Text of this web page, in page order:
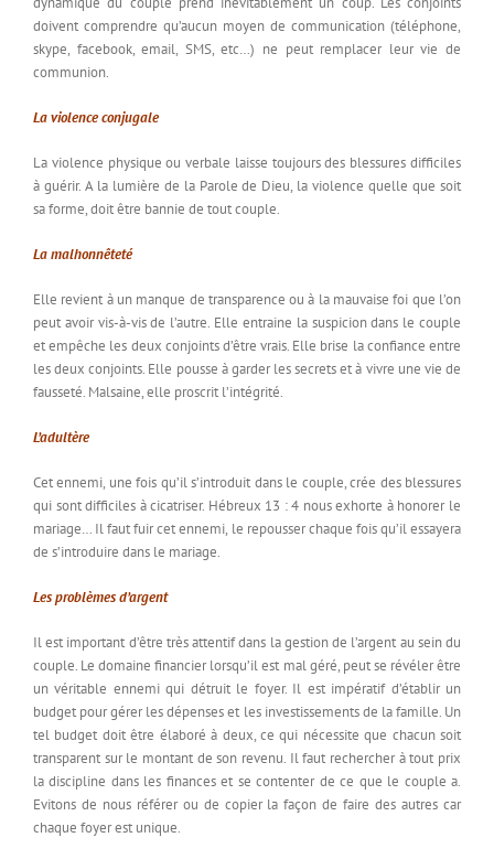
doivent comprendre qu’aucun moyen de communication (téléphone,
skype, facebook, email, SMS, etc…) ne peut remplacer leur vie de
communion.
La violence conjugale
La violence physique ou verbale laisse toujours des blessures difficiles
à guérir. A la lumière de la Parole de Dieu, la violence quelle que soit
sa forme, doit être bannie de tout couple.
La malhonnêteté
Elle revient à un manque de transparence ou à la mauvaise foi que l’on
peut avoir vis-à-vis de l’autre. Elle entraine la suspicion dans le couple
et empêche les deux conjoints d’être vrais. Elle brise la confiance entre
les deux conjoints. Elle pousse à garder les secrets et à vivre une vie de
fausseté. Malsaine, elle proscrit l’intégrité.
L’adultère
Cet ennemi, une fois qu’il s’introduit dans le couple, crée des blessures
qui sont difficiles à cicatriser. Hébreux 13 : 4 nous exhorte à honorer le
mariage… Il faut fuir cet ennemi, le repousser chaque fois qu’il essayera
de s’introduire dans le mariage.
Les problèmes d’argent
Il est important d’être très attentif dans la gestion de l’argent au sein du
couple. Le domaine financier lorsqu’il est mal géré, peut se révéler être
un véritable ennemi qui détruit le foyer. Il est impératif d’établir un
budget pour gérer les dépenses et les investissements de la famille. Un
tel budget doit être élaboré à deux, ce qui nécessite que chacun soit
transparent sur le montant de son revenu. Il faut rechercher à tout prix
la discipline dans les finances et se contenter de ce que le couple a.
Evitons de nous référer ou de copier la façon de faire des autres car
chaque foyer est unique.